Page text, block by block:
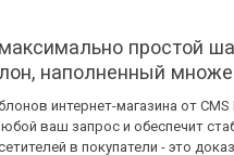
простой
наполненный
интернет-магазина от
ваш запрос и обеспечит
в покупатели - это